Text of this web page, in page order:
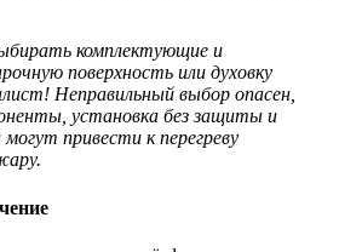
комплектующие и
поверхность или духовку
Неправильный выбор опасен,
установка без защиты и
привести к перегреву